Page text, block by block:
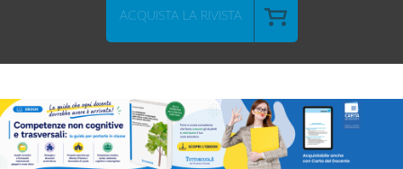
ACQUISTA LA RIVISTA